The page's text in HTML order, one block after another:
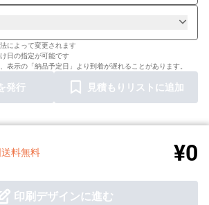
によって変更されます
日の指定が可能です
表示の「納品予定日」より到着が遅れることがあります。
発行 見積もりリストに追加
料無料 ¥0
印刷デザインに進む